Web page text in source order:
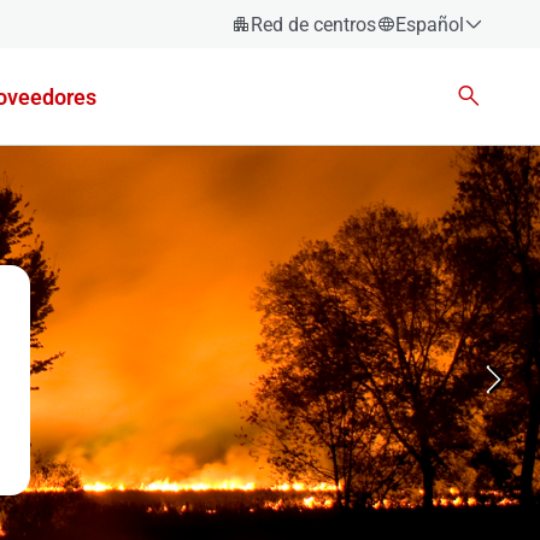
Red de centros
Español
Euskara
Valencià
English